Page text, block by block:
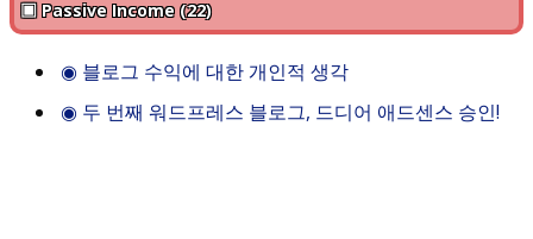
▣ Passive Income (22)
◉ 블로그 수익에 대한 개인적 생각
◉ 두 번째 워드프레스 블로그, 드디어 애드센스 승인!